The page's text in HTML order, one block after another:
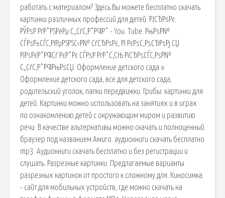
работать с материалом? Здесь Вы можете бесплатно скачать
картинки различных профессий для детей. РЈСЂРѕРє:
РЎРѕР·РґР°РЅРёРµ С„СѓС‚Р°Р¶Р° - You. Tube. РњРѕР№
СЃРѕР±СЃС‚РІРµРЅРЅС‹Р№ СѓСЂРѕРє, РІ РєРѕС‚РѕСЂРѕРј СЏ
РїРѕРєР°Р¶Сѓ РєР°Рє СЃРѕР·РґР°С‚СЊ РїСЂРѕСЃС‚РѕР№
С„СѓС‚Р°Р¶РњРѕСЏ. Оформление детского сада »
Оформление детского сада, все для детского сада,
родительский уголок, папки передвижки. Грибы: картинки для
детей. Картинки можно использовать на занятиях и в играх
по ознакомлению детей с окружающим миром и развитию
речи. В качестве альтернативы можно скачать и полноценный
браузер под названием Амиго. аудиокниги скачать бесплатно
mp3. Аудиокниги скачать бесплатно и без регистрации и
слушать. Разрезные картинки. Предлагаемые варианты
разрезных картинок от простого к сложному для. Киносимка
- сайт для мобильных устройств, где можно скачать на